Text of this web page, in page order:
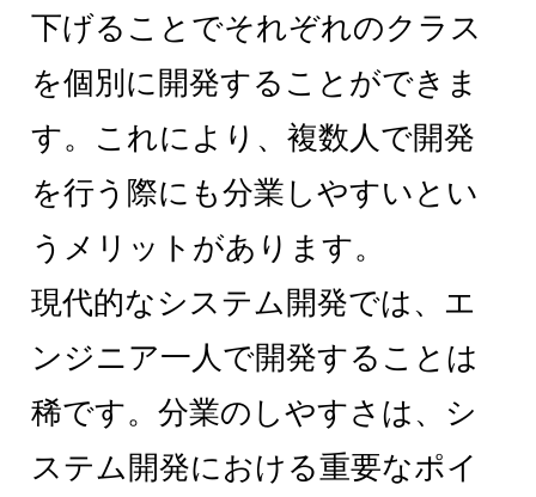
下げることでそれぞれのクラス
を個別に開発することができま
す。これにより、複数人で開発
を行う際にも分業しやすいとい
うメリットがあります。
現代的なシステム開発では、エ
ンジニア一人で開発することは
稀です。分業のしやすさは、シ
ステム開発における重要なポイ